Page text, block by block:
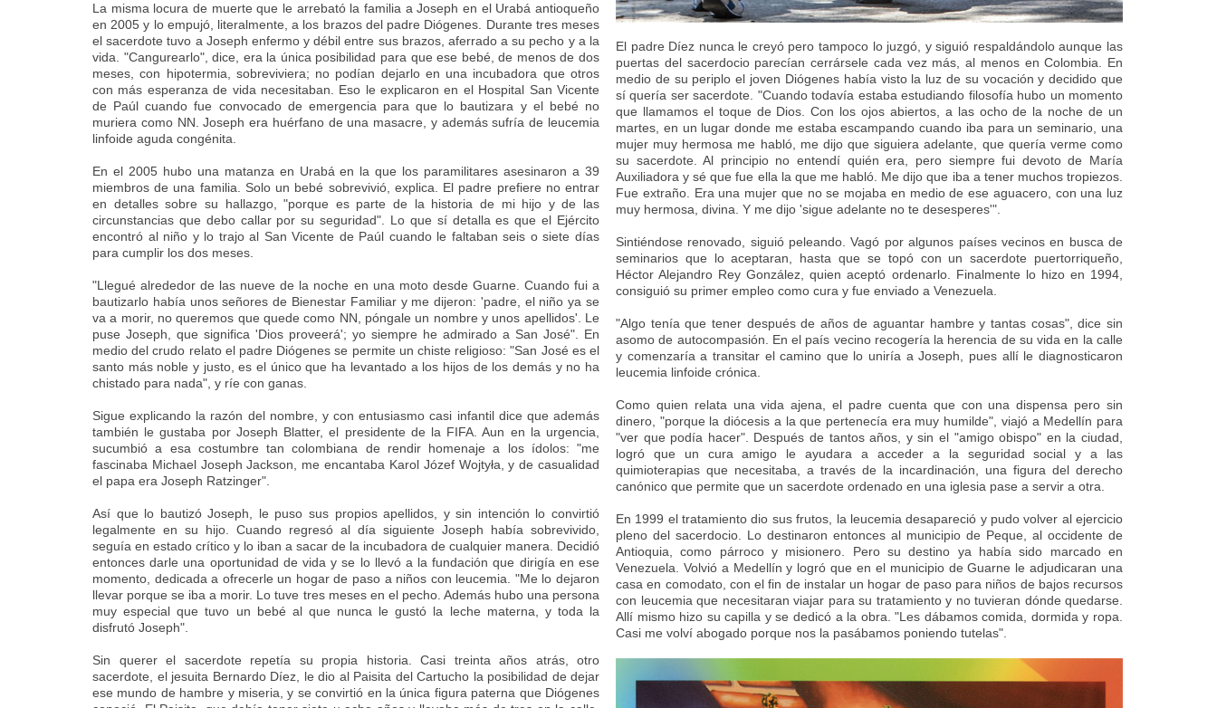
La misma locura de muerte que le arrebató la familia a Joseph en el Urabá antioqueño
en 2005 y lo empujó, literalmente, a los brazos del padre Diógenes. Durante tres meses
el sacerdote tuvo a Joseph enfermo y débil entre sus brazos, aferrado a su pecho y a la
vida. "Cangurearlo", dice, era la única posibilidad para que ese bebé, de menos de dos
meses, con hipotermia, sobreviviera; no podían dejarlo en una incubadora que otros
con más esperanza de vida necesitaban. Eso le explicaron en el Hospital San Vicente
de Paúl cuando fue convocado de emergencia para que lo bautizara y el bebé no
muriera como NN. Joseph era huérfano de una masacre, y además sufría de leucemia
linfoide aguda congénita.
En el 2005 hubo una matanza en Urabá en la que los paramilitares asesinaron a 39
miembros de una familia. Solo un bebé sobrevivió, explica. El padre prefiere no entrar
en detalles sobre su hallazgo, "porque es parte de la historia de mi hijo y de las
circunstancias que debo callar por su seguridad". Lo que sí detalla es que el Ejército
encontró al niño y lo trajo al San Vicente de Paúl cuando le faltaban seis o siete días
para cumplir los dos meses.
"Llegué alrededor de las nueve de la noche en una moto desde Guarne. Cuando fui a
bautizarlo había unos señores de Bienestar Familiar y me dijeron: 'padre, el niño ya se
va a morir, no queremos que quede como NN, póngale un nombre y unos apellidos'. Le
puse Joseph, que significa 'Dios proveerá'; yo siempre he admirado a San José". En
medio del crudo relato el padre Diógenes se permite un chiste religioso: "San José es el
santo más noble y justo, es el único que ha levantado a los hijos de los demás y no ha
chistado para nada", y ríe con ganas.
Sigue explicando la razón del nombre, y con entusiasmo casi infantil dice que además
también le gustaba por Joseph Blatter, el presidente de la FIFA. Aun en la urgencia,
sucumbió a esa costumbre tan colombiana de rendir homenaje a los ídolos: "me
fascinaba Michael Joseph Jackson, me encantaba Karol Józef Wojtyła, y de casualidad
el papa era Joseph Ratzinger".
Así que lo bautizó Joseph, le puso sus propios apellidos, y sin intención lo convirtió
legalmente en su hijo. Cuando regresó al día siguiente Joseph había sobrevivido,
seguía en estado crítico y lo iban a sacar de la incubadora de cualquier manera. Decidió
entonces darle una oportunidad de vida y se lo llevó a la fundación que dirigía en ese
momento, dedicada a ofrecerle un hogar de paso a niños con leucemia. "Me lo dejaron
llevar porque se iba a morir. Lo tuve tres meses en el pecho. Además hubo una persona
muy especial que tuvo un bebé al que nunca le gustó la leche materna, y toda la
disfrutó Joseph".
Sin querer el sacerdote repetía su propia historia. Casi treinta años atrás, otro
sacerdote, el jesuita Bernardo Díez, le dio al Paisita del Cartucho la posibilidad de dejar
ese mundo de hambre y miseria, y se convirtió en la única figura paterna que Diógenes
El padre Díez nunca le creyó pero tampoco lo juzgó, y siguió respaldándolo aunque las
puertas del sacerdocio parecían cerrársele cada vez más, al menos en Colombia. En
medio de su periplo el joven Diógenes había visto la luz de su vocación y decidido que
sí quería ser sacerdote. "Cuando todavía estaba estudiando filosofía hubo un momento
que llamamos el toque de Dios. Con los ojos abiertos, a las ocho de la noche de un
martes, en un lugar donde me estaba escampando cuando iba para un seminario, una
mujer muy hermosa me habló, me dijo que siguiera adelante, que quería verme como
su sacerdote. Al principio no entendí quién era, pero siempre fui devoto de María
Auxiliadora y sé que fue ella la que me habló. Me dijo que iba a tener muchos tropiezos.
Fue extraño. Era una mujer que no se mojaba en medio de ese aguacero, con una luz
muy hermosa, divina. Y me dijo 'sigue adelante no te desesperes'".
Sintiéndose renovado, siguió peleando. Vagó por algunos países vecinos en busca de
seminarios que lo aceptaran, hasta que se topó con un sacerdote puertorriqueño,
Héctor Alejandro Rey González, quien aceptó ordenarlo. Finalmente lo hizo en 1994,
consiguió su primer empleo como cura y fue enviado a Venezuela.
"Algo tenía que tener después de años de aguantar hambre y tantas cosas", dice sin
asomo de autocompasión. En el país vecino recogería la herencia de su vida en la calle
y comenzaría a transitar el camino que lo uniría a Joseph, pues allí le diagnosticaron
leucemia linfoide crónica.
Como quien relata una vida ajena, el padre cuenta que con una dispensa pero sin
dinero, "porque la diócesis a la que pertenecía era muy humilde", viajó a Medellín para
"ver que podía hacer". Después de tantos años, y sin el "amigo obispo" en la ciudad,
logró que un cura amigo le ayudara a acceder a la seguridad social y a las
quimioterapias que necesitaba, a través de la incardinación, una figura del derecho
canónico que permite que un sacerdote ordenado en una iglesia pase a servir a otra.
En 1999 el tratamiento dio sus frutos, la leucemia desapareció y pudo volver al ejercicio
pleno del sacerdocio. Lo destinaron entonces al municipio de Peque, al occidente de
Antioquia, como párroco y misionero. Pero su destino ya había sido marcado en
Venezuela. Volvió a Medellín y logró que en el municipio de Guarne le adjudicaran una
casa en comodato, con el fin de instalar un hogar de paso para niños de bajos recursos
con leucemia que necesitaran viajar para su tratamiento y no tuvieran dónde quedarse.
Allí mismo hizo su capilla y se dedicó a la obra. "Les dábamos comida, dormida y ropa.
Casi me volví abogado porque nos la pasábamos poniendo tutelas".